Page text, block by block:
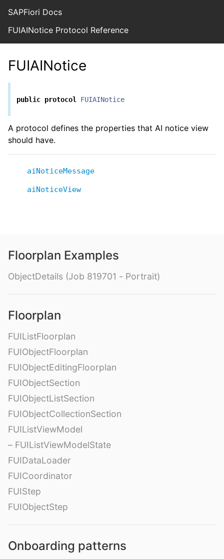
SAPFiori Docs
FUIAINotice Protocol Reference
FUIAINotice
public protocol FUIAINotice
A protocol defines the properties that AI notice view
should have.
aiNoticeMessage
aiNoticeView
Floorplan Examples
ObjectDetails (Job 819701 - Portrait)
Floorplan
FUIListFloorplan
FUIObjectFloorplan
FUIObjectEditingFloorplan
FUIObjectSection
FUIObjectListSection
FUIObjectCollectionSection
FUIListViewModel
– FUIListViewModelState
FUIDataLoader
FUICoordinator
FUIStep
FUIObjectStep
Onboarding patterns